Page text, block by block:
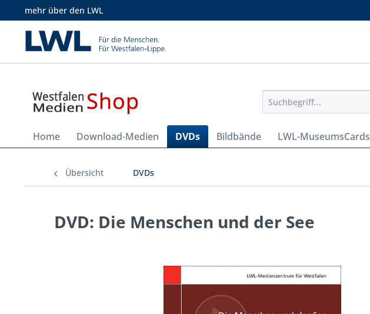
mehr über den LWL
Home Download-Medien DVDs Bildbände LWL-MuseumsCards
Übersicht DVDs
DVD: Die Menschen und der See